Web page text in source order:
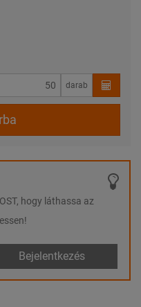
darab
hogy láthassa az
Bejelentkezés